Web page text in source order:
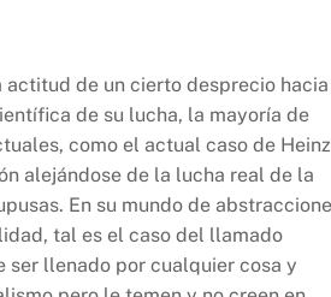
actitud de un cierto desprecio
de su lucha, la mayoría de
como el actual caso de Heinz
alejándose de la lucha real de la
En su mundo de
tal es el caso del llamado
ser llenado por cualquier cosa y